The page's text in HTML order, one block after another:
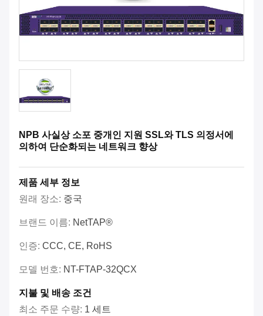
NPB 사실상 소포 중개인 지원 SSL와 TLS 의정서에
의하여 단순화되는 네트워크 향상
제품 세부 정보
원래 장소: 중국
브랜드 이름: NetTAP®
인증: CCC, CE, RoHS
모델 번호: NT-FTAP-32QCX
지불 및 배송 조건
최소 주문 수량: 1 세트